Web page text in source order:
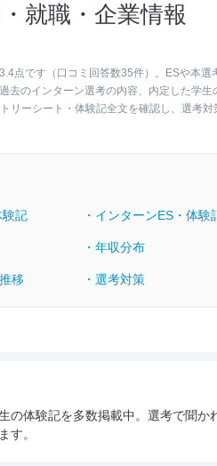
就職・企業情報
点です（口コミ回答数35件）。ESや本
去のインターン選考の内容、内定した学
ーシート・体験記全文を確認し、選考対
験記 ・インターンES・体験
・年収分布
移 ・選考対策
の体験記を多数掲載中。選考で聞か
す。